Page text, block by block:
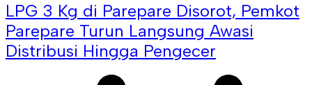
LPG 3 Kg di Parepare Disorot, Pemkot
Parepare Turun Langsung Awasi
Distribusi Hingga Pengecer